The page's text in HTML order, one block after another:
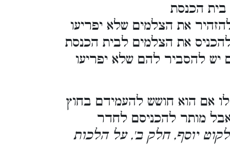
בית הכנסת
את הצלמים שלא יפריעו
את הצלמים לבית הכנסת
יש להסביר להם שלא יפריעו
אם הוא חושש להעמידם בחוץ
מותר להכניסם לחדר
יוסף, חלק ב', על הלכות